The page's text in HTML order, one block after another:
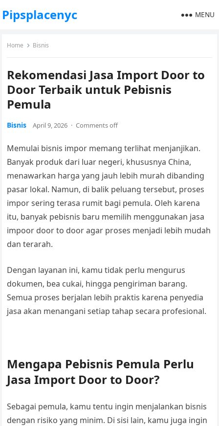
Pipsplacenyc MENU
Home Bisnis
Rekomendasi Jasa Import Door to
Door Terbaik untuk Pebisnis
Pemula
Bisnis April 9, 2026 · Comments off
Memulai bisnis impor memang terlihat menjanjikan.
Banyak produk dari luar negeri, khususnya China,
menawarkan harga yang jauh lebih murah dibanding
pasar lokal. Namun, di balik peluang tersebut, proses
impor sering terasa rumit bagi pemula. Oleh karena
itu, banyak pebisnis baru memilih menggunakan jasa
impoor door to door agar proses menjadi lebih mudah
dan terarah.
Dengan layanan ini, kamu tidak perlu mengurus
dokumen, bea cukai, hingga pengiriman barang.
Semua proses berjalan lebih praktis karena penyedia
jasa akan menangani setiap tahap secara profesional.
Mengapa Pebisnis Pemula Perlu
Jasa Import Door to Door?
Sebagai pemula, kamu tentu ingin menjalankan bisnis
dengan risiko yang minim. Di sisi lain, kamu juga ingin